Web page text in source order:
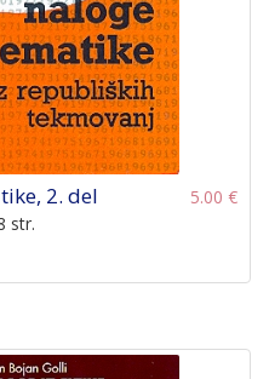
2. del
5.00 €
str.